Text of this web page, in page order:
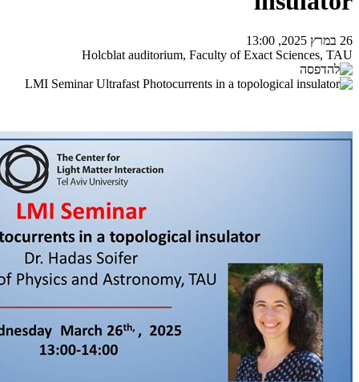
26 במרץ 2025, 13:00
Holcblat auditorium, Faculty of Exact Sciences, TAU